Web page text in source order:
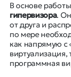
В основе
гипервизора.
от друга и
по мере
как напрямую с
программная